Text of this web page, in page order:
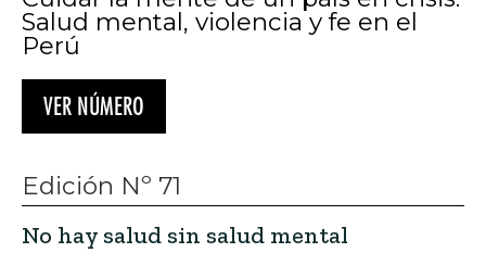
Salud mental, violencia y fe en el
Perú
VER NÚMERO
Edición Nº 71
No hay salud sin salud mental